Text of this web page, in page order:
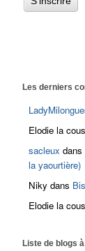
Les derniers
Elodie la
sacleux dans
la yaourtière)
Niky dans
Elodie la
Liste de blogs